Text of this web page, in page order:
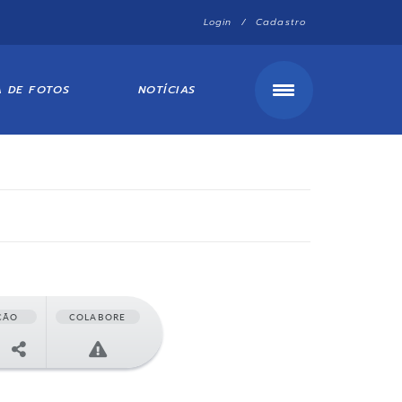
Login / Cadastro
DE FOTOS NOTÍCIAS
COLABORE